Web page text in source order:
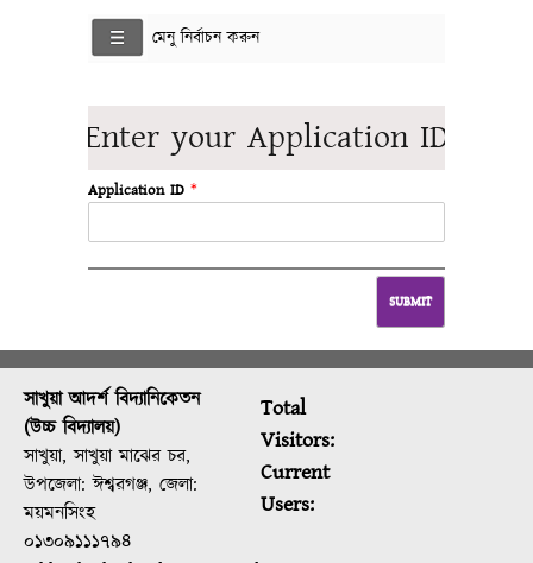
মেনু নির্বাচন করুন
Enter your Application ID
Application ID *
সাখুয়া আদর্শ বিদ্যানিকেতন
(উচ্চ বিদ্যালয়)
সাখুয়া, সাখুয়া মাঝের চর,
উপজেলা: ঈশ্বরগঞ্জ, জেলা:
ময়মনসিংহ
০১৩০৯১১১৭৯৪
Total
Visitors:
Current
Users: